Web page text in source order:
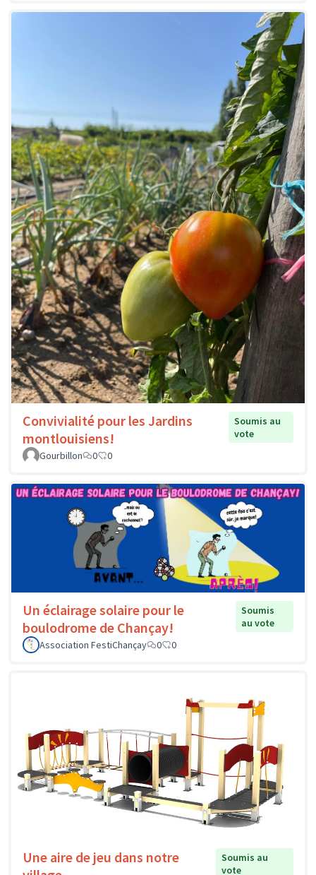
Convivialité pour les Jardins
montlouisiens!
Soumis au
vote
Gourbillon
0 0
Un éclairage solaire pour le
boulodrome de Chançay!
Soumis
au vote
Association FestiChançay
0 0
Une aire de jeu dans notre
Soumis au
vote